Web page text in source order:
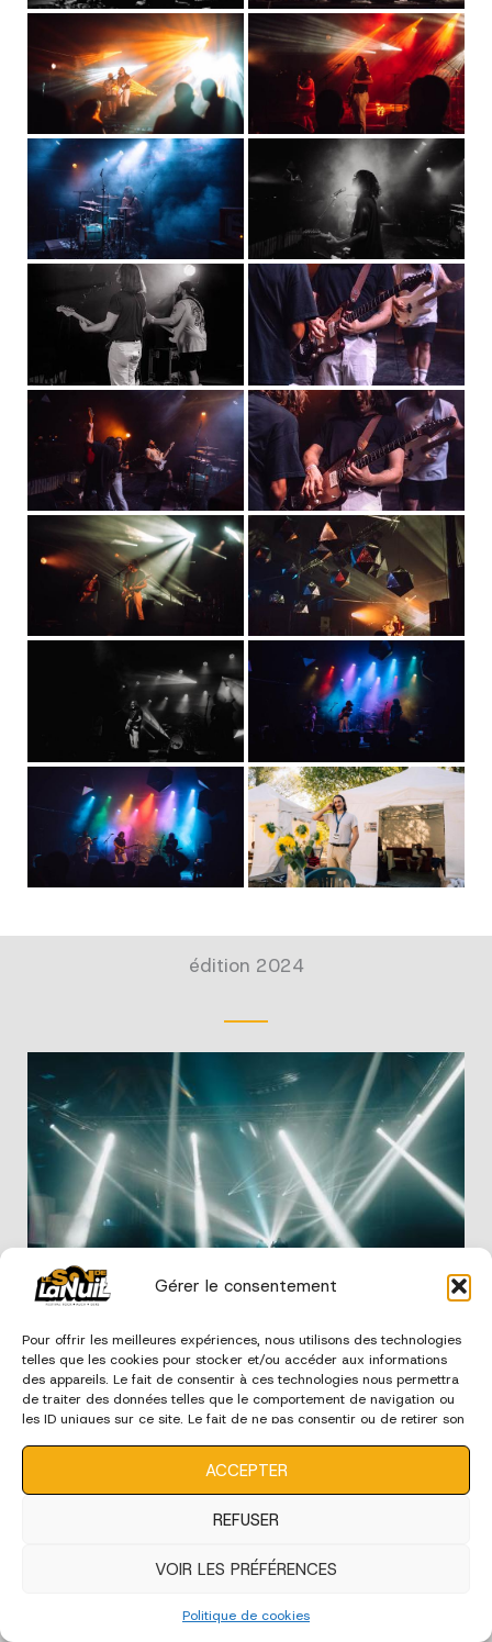
Gérer le consentement
Pour offrir les meilleures expériences, nous utilisons des technologies
telles que les cookies pour stocker et/ou accéder aux informations
des appareils. Le fait de consentir à ces technologies nous permettra
de traiter des données telles que le comportement de navigation ou
les ID uniques sur ce site. Le fait de ne pas consentir ou de retirer son
ACCEPTER
REFUSER
VOIR LES PRÉFÉRENCES
Politique de cookies
édition 2024